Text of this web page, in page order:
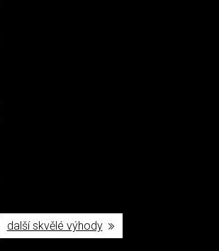
další skvělé výhody